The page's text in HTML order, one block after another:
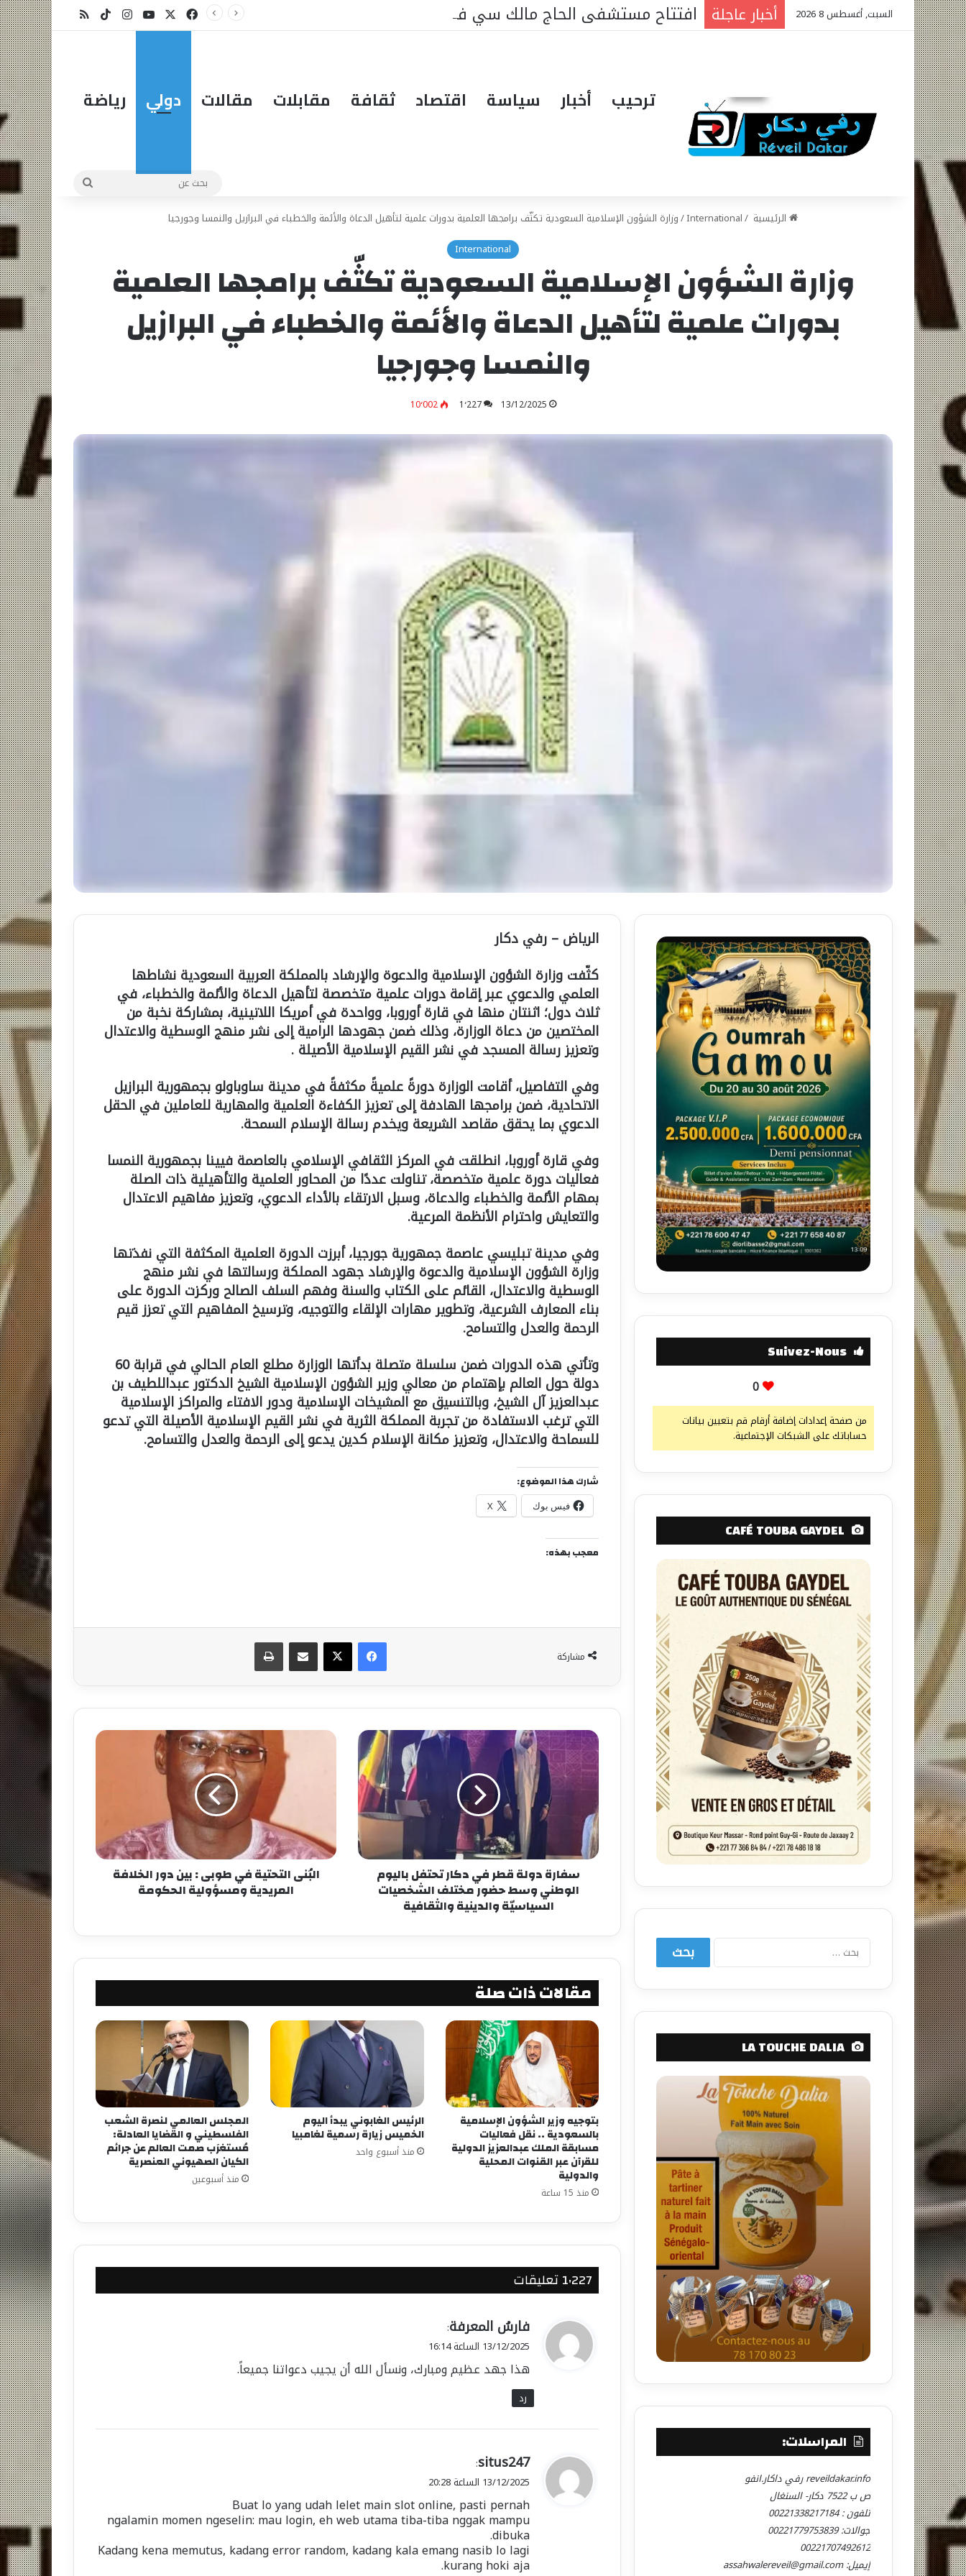
السبت, أغسطس 8 2026 أخبار عاجلة افتتاح مستشفى الحاج مالك سي في تيواون فيسبوكيوتيوبانستقرام
‫TikTokملخص الموقع RSS
ترحيب أخبار سياسة اقتصاد ثقافة مقابلات مقالات دولي رياضة
بحث
الرئيسية /
International
/وزارة الشؤون الإسلامية السعودية تكثّف برامجها العلمية بدورات علمية لتأهيل الدعاة والأئمة والخطباء في البرازيل والنمسا وجورجيا
International
وزارة الشؤون الإسلامية السعودية تكثّف برامجها العلمية
بدورات علمية لتأهيل الدعاة والأئمة والخطباء في البرازيل
والنمسا وجورجيا
13/12/2025 1٬227 10٬002
الرياض – رفي دكار
كثّفت وزارة الشؤون الإسلامية والدعوة والإرشاد بالمملكة العربية السعودية نشاطها
العلمي والدعوي عبر إقامة دورات علمية متخصصة لتأهيل الدعاة والأئمة والخطباء، في
ثلاث دول؛ اثنتان منها في قارة أوروبا، وواحدة في أمريكا اللاتينية، بمشاركة نخبة من
المختصين من دعاة الوزارة، وذلك ضمن جهودها الرامية إلى نشر منهج الوسطية والاعتدال
وتعزيز رسالة المسجد في نشر القيم الإسلامية الأصيلة .
وفي التفاصيل، أقامت الوزارة دورةً علميةً مكثفةً في مدينة ساوباولو بجمهورية البرازيل
الاتحادية، ضمن برامجها الهادفة إلى تعزيز الكفاءة العلمية والمهارية للعاملين في الحقل
الدعوي بما يحقق مقاصد الشريعة ويخدم رسالة الإسلام السمحة.
وفي قارة أوروبا، انطلقت في المركز الثقافي الإسلامي بالعاصمة فيينا بجمهورية النمسا
فعاليات دورة علمية متخصصة، تناولت عددًا من المحاور العلمية والتأهيلية ذات الصلة
بمهام الأئمة والخطباء والدعاة، وسبل الارتقاء بالأداء الدعوي، وتعزيز مفاهيم الاعتدال
والتعايش واحترام الأنظمة المرعية.
وفي مدينة تبليسي عاصمة جمهورية جورجيا، أبرزت الدورة العلمية المكثفة التي نفذتها
وزارة الشؤون الإسلامية والدعوة والإرشاد جهود المملكة ورسالتها في نشر منهج
الوسطية والاعتدال، القائم على الكتاب والسنة وفهم السلف الصالح وركزت الدورة على
بناء المعارف الشرعية، وتطوير مهارات الإلقاء والتوجيه، وترسيخ المفاهيم التي تعزز قيم
الرحمة والعدل والتسامح.
وتأتي هذه الدورات ضمن سلسلة متصلة بدأتها الوزارة مطلع العام الحالي في قرابة 60
دولة حول العالم بإهتمام من معالي وزير الشؤون الإسلامية الشيخ الدكتور عبداللطيف بن
عبدالعزيز آل الشيخ، وبالتنسيق مع المشيخات الإسلامية ودور الافتاء والمراكز الإسلامية
التي ترغب الاستفادة من تجربة المملكة الثرية في نشر القيم الإسلامية الأصيلة التي تدعو
للسماحة والاعتدال، وتعزيز مكانة الإسلام كدين يدعو إلى الرحمة والعدل والتسامح.
شارك هذا الموضوع:
فيس بوك X
معجب بهذه:
مشاركة
فيسبوكX مشاركة عبر البريد طباعة
سفارة دولة قطر في دكار تحتفل باليوم
الوطني وسط حضور مختلف الشخصيات
السياسيّة والدينية والثقافية
البُنى التحتية في طوبى : بين دور الخلافة
المريدية ومسؤولية الحكومة
مقالات ذات صلة
بتوجيه وزير الشؤون الإسلامية
بالسعودية .. نقل فعاليات
مسابقة الملك عبدالعزيز الدولية
للقرآن عبر القنوات المحلية
والدولية
منذ 15 ساعة
الرئيس الغابوني يبدأ اليوم
الخميس زيارة رسمية لغامبيا
منذ أسبوع واحد
المجلس العالمي لنصرة الشعب
الفلسطيني و القضايا العادلة:
مُستغرَب صمت العالم عن جرائم
الكيان الصهيوني العنصرية
منذ أسبوعين
‫1٬227 تعليقات
ي
ق
ل
فارسُ المعرفة:
13/12/2025 الساعة 16:14
هذا جهد عظيم ومبارك، ونسأل الله أن يجيب دعواتنا جميعاً.
رد
ي
ق
ل
situs247
:
13/12/2025 الساعة 20:28
Buat lo yang udah lelet main slot online, pasti pernah
ngalamin momen ngeselin: mau login, eh web utama tiba-tiba nggak mampu
dibuka.
Kadang kena memutus, kadang error random, kadang kala emang nasib lo lagi
kurang hoki aja.
Suivez-Nous
0
من صفحة إعدادات إضافة أرقام قم بتعيين بيانات
حساباتك على الشبكات الإجتماعية.
CAFÉ TOUBA GAYDEL
البحث
LA TOUCHE DALIA
المراسلات:
reveildakar.info رفي داكار.انفو
ص ب 7522 دكار- السنغال
تلفون : 00221338217184
جوالات: 00221779753839
00221707492612
إيميل: assahwalereveil@gmail.com